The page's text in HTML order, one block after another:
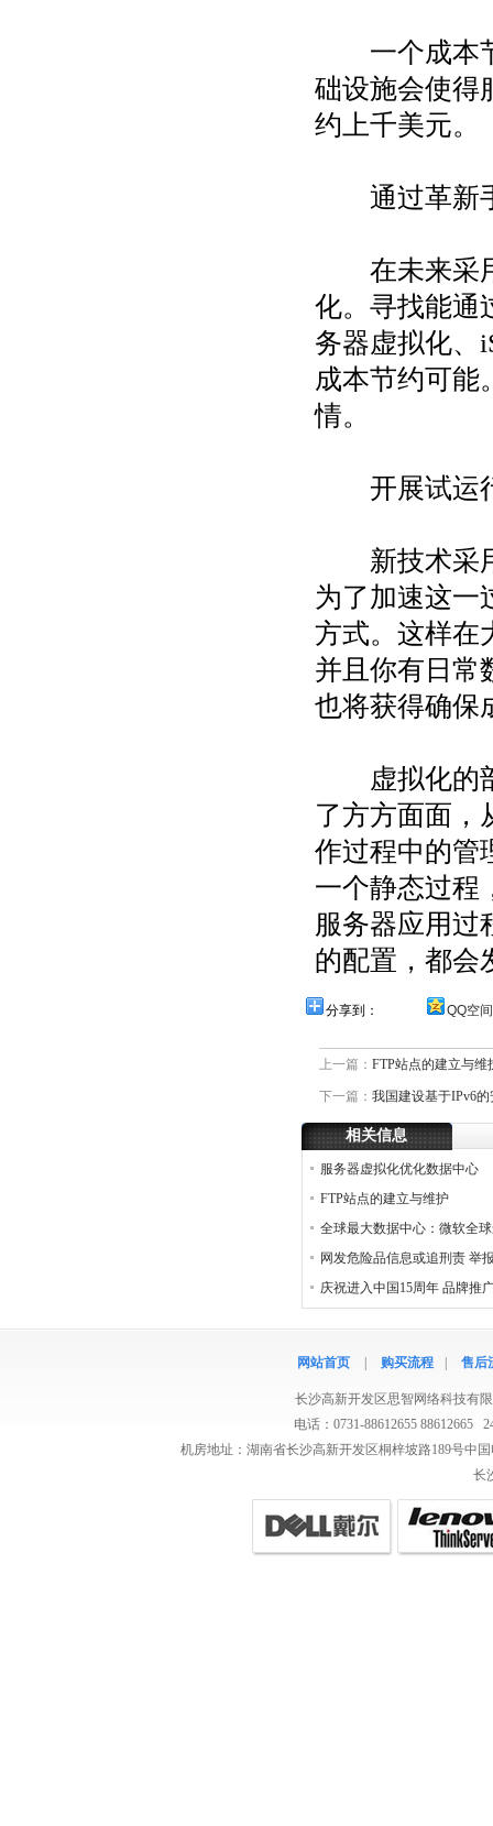
一个成本节
础设施会使得
约上千美元。
通过革新
在未来采用
化。寻找能通
务器虚拟化、
成本节约可能
情。
开展试运
新技术采用
为了加速这一
方式。这样在
并且你有日常
也将获得确保
虚拟化的部
了方方面面，
作过程中的管
一个静态过程
服务器应用过
的配置，都会
分享到： QQ空间
上一篇： FTP站点的建立与维
下一篇： 我国建设基于IPv6
相关信息
服务器虚拟化优化数据中心
FTP站点的建立与维护
全球最大数据中心：微软全
网发危险品信息或追刑责 举
庆祝进入中国15周年 品牌推
网站首页 购买流程 售后
长沙高新开发区思智网络科技有
电话：0731-88612655 88612665
机房地址：湖南省长沙高新开发区桐梓坡路189号中
长